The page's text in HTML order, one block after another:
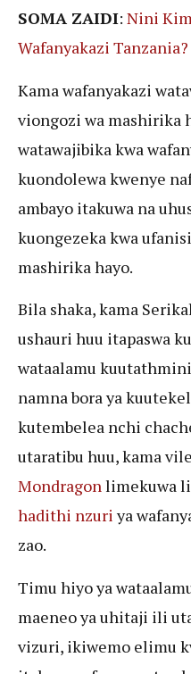
SOMA ZAIDI: Nini
Wafanyakazi Tanzania?
Kama wafanyakazi
viongozi wa mashirika
watawajibika kwa
kuondolewa kwenye
ambayo itakuwa na
kuongezeka kwa
mashirika hayo.
Bila shaka, kama
ushauri huu itapaswa
wataalamu
namna bora ya
kutembelea nchi
utaratibu huu, kama
Mondragonlimekuwa
hadithi nzuriya
zao.
Timu hiyo ya
maeneo ya uhitaji ili
vizuri, ikiwemo elimu